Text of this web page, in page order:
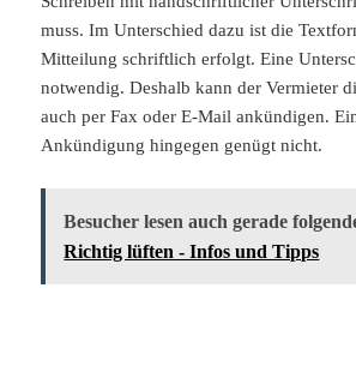
muss. Im Unterschied dazu ist die
Mitteilung schriftlich erfolgt. Eine
notwendig. Deshalb kann der Vermieter
auch per Fax oder E-Mail ankündigen.
Ankündigung hingegen genügt nicht.
Besucher lesen auch gerade
Richtig lüften - Infos und Tipps